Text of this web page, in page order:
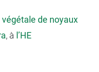
végétale de noyaux
, à l’HE